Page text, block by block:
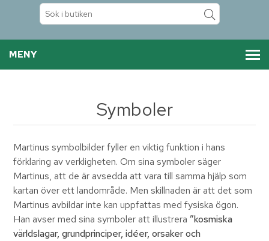
MENY
Symboler
Martinus symbolbilder fyller en viktig funktion i hans
förklaring av verkligheten. Om sina symboler säger
Martinus, att de är avsedda att vara till samma hjälp som
kartan över ett landområde. Men skillnaden är att det som
Martinus avbildar inte kan uppfattas med fysiska ögon.
Han avser med sina symboler att illustrera”kosmiska
världslagar, grundprinciper, idéer, orsaker och